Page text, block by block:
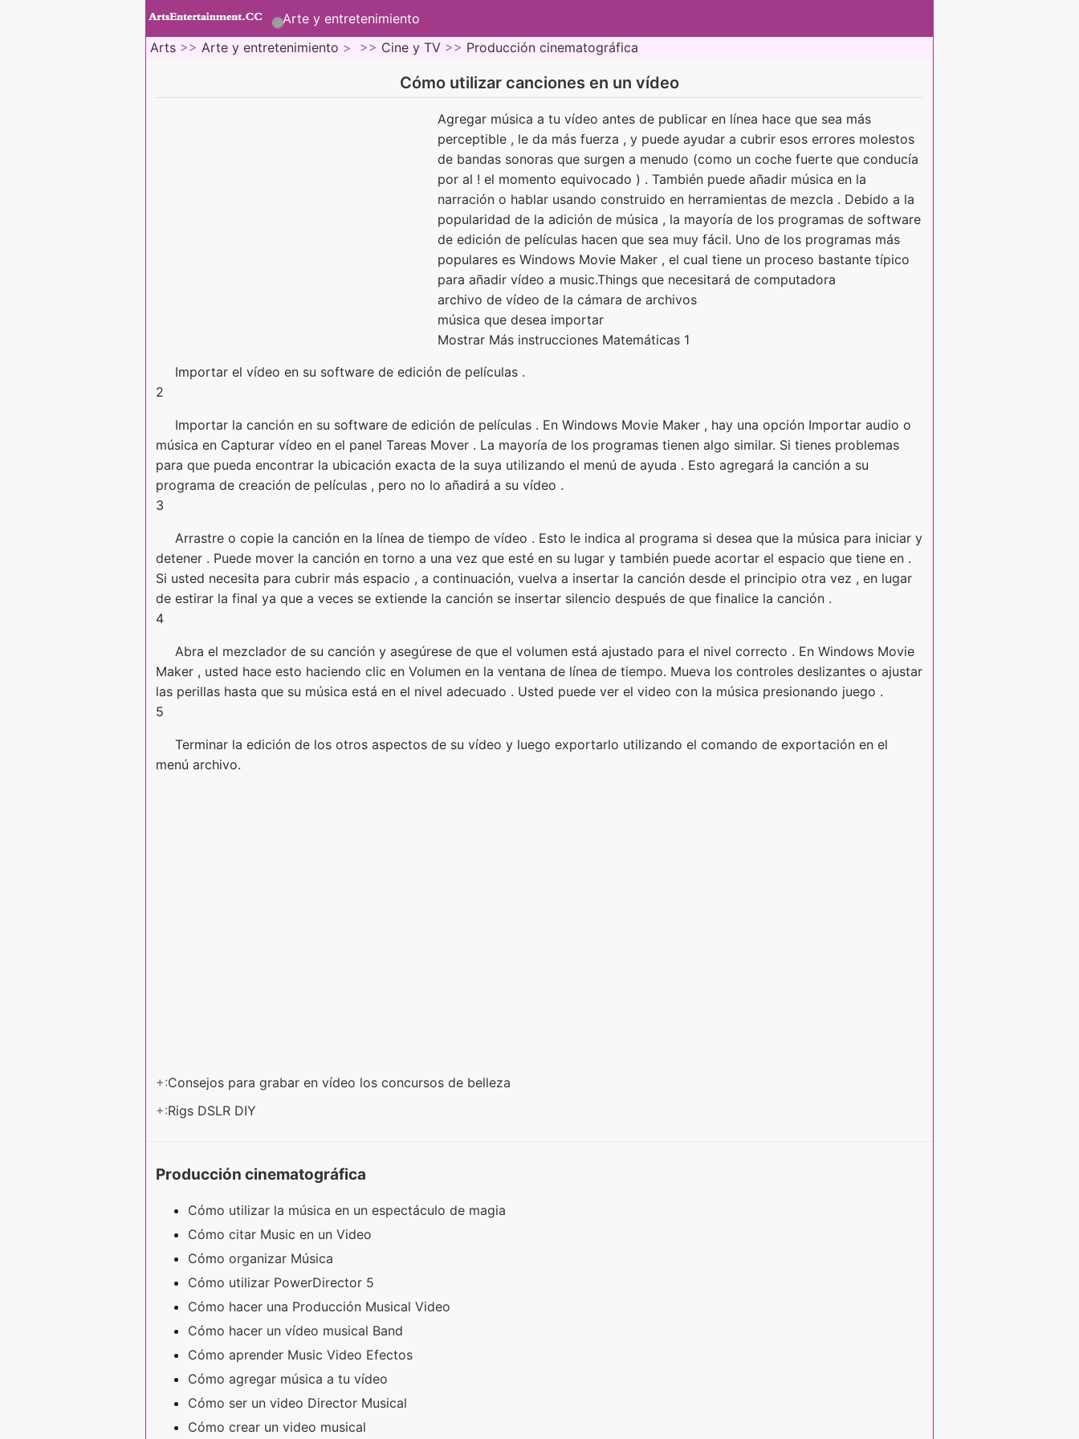
Arte y entretenimiento
Arts >> Arte y entretenimiento > >> Cine y TV >> Producción cinematográfica
Cómo utilizar canciones en un vídeo
Agregar música a tu vídeo antes de publicar en línea hace que sea más
perceptible , le da más fuerza , y puede ayudar a cubrir esos errores molestos
de bandas sonoras que surgen a menudo (como un coche fuerte que conducía
por al ! el momento equivocado ) . También puede añadir música en la
narración o hablar usando construido en herramientas de mezcla . Debido a la
popularidad de la adición de música , la mayoría de los programas de software
de edición de películas hacen que sea muy fácil. Uno de los programas más
populares es Windows Movie Maker , el cual tiene un proceso bastante típico
para añadir vídeo a music.Things que necesitará de computadora
archivo de vídeo de la cámara de archivos
música que desea importar
Mostrar Más instrucciones Matemáticas 1
Importar el vídeo en su software de edición de películas .
2
Importar la canción en su software de edición de películas . En Windows Movie Maker , hay una opción Importar audio o
música en Capturar vídeo en el panel Tareas Mover . La mayoría de los programas tienen algo similar. Si tienes problemas
para que pueda encontrar la ubicación exacta de la suya utilizando el menú de ayuda . Esto agregará la canción a su
programa de creación de películas , pero no lo añadirá a su vídeo .
3
Arrastre o copie la canción en la línea de tiempo de vídeo . Esto le indica al programa si desea que la música para iniciar y
detener . Puede mover la canción en torno a una vez que esté en su lugar y también puede acortar el espacio que tiene en .
Si usted necesita para cubrir más espacio , a continuación, vuelva a insertar la canción desde el principio otra vez , en lugar
de estirar la final ya que a veces se extiende la canción se insertar silencio después de que finalice la canción .
4
Abra el mezclador de su canción y asegúrese de que el volumen está ajustado para el nivel correcto . En Windows Movie
Maker , usted hace esto haciendo clic en Volumen en la ventana de línea de tiempo. Mueva los controles deslizantes o ajustar
las perillas hasta que su música está en el nivel adecuado . Usted puede ver el video con la música presionando juego .
5
Terminar la edición de los otros aspectos de su vídeo y luego exportarlo utilizando el comando de exportación en el
menú archivo.
+:Consejos para grabar en vídeo los concursos de belleza
+:Rigs DSLR DIY
Producción cinematográfica
Cómo utilizar la música en un espectáculo de magia
Cómo citar Music en un Video
Cómo organizar Música
Cómo utilizar PowerDirector 5
Cómo hacer una Producción Musical Video
Cómo hacer un vídeo musical Band
Cómo aprender Music Video Efectos
Cómo agregar música a tu vídeo
Cómo ser un video Director Musical
Cómo crear un video musical